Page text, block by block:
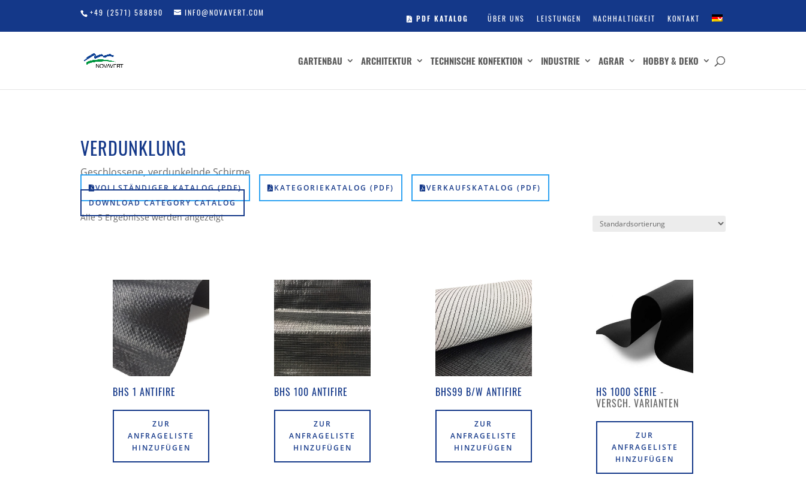
+49 (2571) 588890 INFO@NOVAVERT.COM
PDF KATALOG ÜBER UNS LEISTUNGEN NACHHALTIGKEIT KONTAKT
GARTENBAU ARCHITEKTUR TECHNISCHE KONFEKTION INDUSTRIE AGRAR HOBBY & DEKO
VERDUNKLUNG
Geschlossene, verdunkelnde Schirme
VOLLSTÄNDIGER KATALOG (PDF) KATEGORIEKATALOG (PDF)
VERKAUFSKATALOG (PDF)
DOWNLOAD CATEGORY CATALOG
Alle 5 Ergebnisse werden angezeigt
BHS 1 ANTIFIRE
ZUR
ANFRAGELISTE
HINZUFÜGEN
BHS 100 ANTIFIRE
ZUR
ANFRAGELISTE
HINZUFÜGEN
BHS99 B/W ANTIFIRE
ZUR
ANFRAGELISTE
HINZUFÜGEN
HS 1000 SERIE
ZUR
ANFRAGELISTE
HINZUFÜGEN